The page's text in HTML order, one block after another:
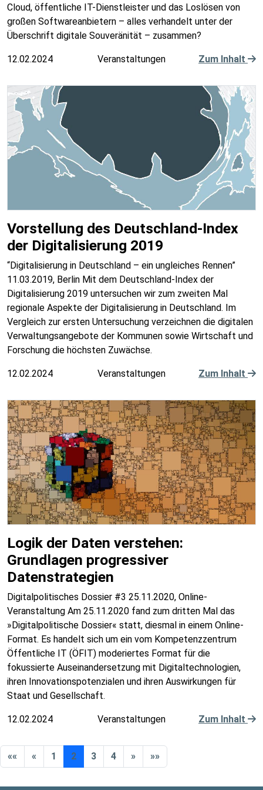
Cloud, öffentliche IT-Dienstleister und das Loslösen von
großen Softwareanbietern – alles verhandelt unter der
Überschrift digitale Souveränität – zusammen?
12.02.2024 Veranstaltungen Zum Inhalt
Vorstellung des Deutschland-Index
der Digitalisierung 2019
“Digitalisierung in Deutschland – ein ungleiches Rennen”
11.03.2019, Berlin Mit dem Deutschland-Index der
Digitalisierung 2019 untersuchen wir zum zweiten Mal
regionale Aspekte der Digitalisierung in Deutschland. Im
Vergleich zur ersten Untersuchung verzeichnen die digitalen
Verwaltungsangebote der Kommunen sowie Wirtschaft und
Forschung die höchsten Zuwächse.
12.02.2024 Veranstaltungen Zum Inhalt
Logik der Daten verstehen:
Grundlagen progressiver
Datenstrategien
Digitalpolitisches Dossier #3 25.11.2020, Online-
Veranstaltung Am 25.11.2020 fand zum dritten Mal das
»Digitalpolitische Dossier« statt, diesmal in einem Online-
Format. Es handelt sich um ein vom Kompetenzzentrum
Öffentliche IT (ÖFIT) moderiertes Format für die
fokussierte Auseinandersetzung mit Digitaltechnologien,
ihren Innovationspotenzialen und ihren Auswirkungen für
Staat und Gesellschaft.
12.02.2024 Veranstaltungen Zum Inhalt
«« « 1 2 3 4 » »»